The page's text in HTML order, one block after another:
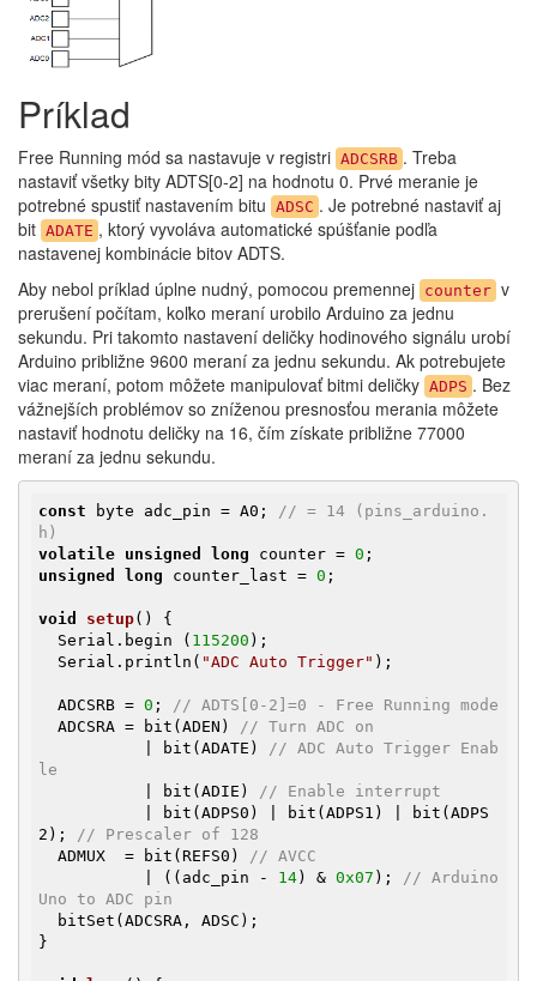
Príklad
Free Running mód sa nastavuje v registri ADCSRB . Treba
nastaviť všetky bity ADTS[0-2] na hodnotu 0. Prvé meranie je
potrebné spustiť nastavením bitu ADSC . Je potrebné nastaviť aj
bit ADATE , ktorý vyvoláva automatické spúšťanie podľa
nastavenej kombinácie bitov ADTS.
Aby nebol príklad úplne nudný, pomocou premennej counter v
prerušení počítam, koľko meraní urobilo Arduino za jednu
sekundu. Pri takomto nastavení deličky hodinového signálu urobí
Arduino približne 9600 meraní za jednu sekundu. Ak potrebujete
viac meraní, potom môžete manipulovať bitmi deličky ADPS . Bez
vážnejších problémov so zníženou presnosťou merania môžete
nastaviť hodnotu deličky na 16, čím získate približne 77000
meraní za jednu sekundu.
const byte adc_pin = A0; // = 14 (pins_arduino.
h)
volatile unsigned long counter = 0
unsigned
long counter_last = 0 ;
void setup()
{
  Serial.begin (
115200 );
  Serial.println(
"ADC Auto Trigger" );
  ADCSRB =
0 ; // ADTS[0-2]=0 - Free Running mode
  ADCSRA = bit(ADEN)
// Turn ADC on
           | bit(ADATE)
// ADC Auto Trigger Enab
le
           | bit(ADIE)
// Enable interrupt
2); // Prescaler of 128
  ADMUX  = bit(REFS0)
// AVCC
           | ((adc_pin -
14) & 0x07 ); // Arduino
Uno to ADC pin
}